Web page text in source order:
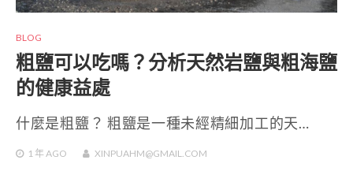
BLOG
粗鹽可以吃嗎？分析天然岩鹽與粗海鹽
的健康益處
什麼是粗鹽？ 粗鹽是一種未經精細加工的天…
1 年AGO XINPUAHM@GMAIL.COM